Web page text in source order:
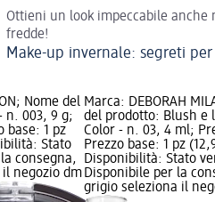
Ottieni un look impeccabile anche
fredde!
Make-up invernale: segreti
Nome del
n. 003, 9 g;
base: 1 pz
Stato
consegna,
negozio dm
Marca: DEBORAH
del prodotto: Blush e
Color - n. 03, 4 ml;
Prezzo base: 1 pz
Disponibilità: Stato
Disponibile per la
grigio seleziona il